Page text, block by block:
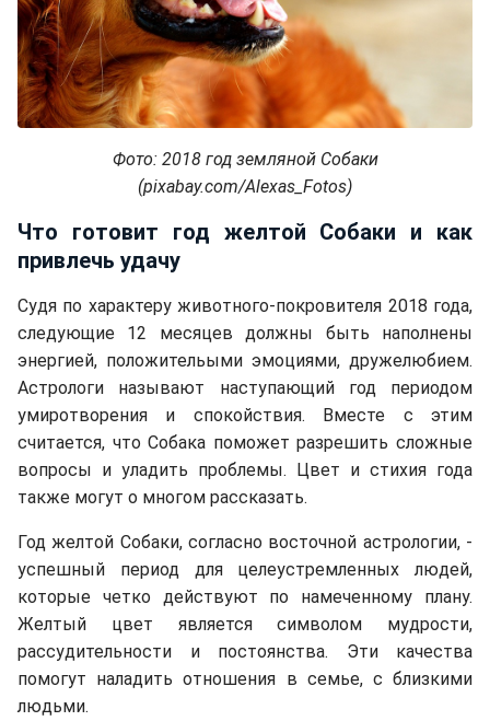
Фото: 2018 год земляной Собаки
(pixabay.com/Alexas_Fotos)
Что готовит год желтой Собаки и как
привлечь удачу
Судя по характеру животного-покровителя 2018 года,
следующие 12 месяцев должны быть наполнены
энергией, положительыми эмоциями, дружелюбием.
Астрологи называют наступающий год периодом
умиротворения и спокойствия. Вместе с этим
считается, что Собака поможет разрешить сложные
вопросы и уладить проблемы. Цвет и стихия года
также могут о многом рассказать.
Год желтой Собаки, согласно восточной астрологии, -
успешный период для целеустремленных людей,
которые четко действуют по намеченному плану.
Желтый цвет является символом мудрости,
рассудительности и постоянства. Эти качества
помогут наладить отношения в семье, с близкими
людьми.